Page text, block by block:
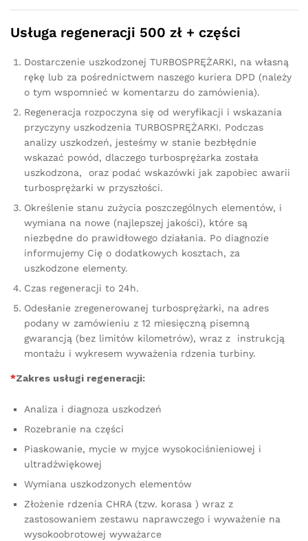
Usługa regeneracji 500 zł + części
Dostarczenie uszkodzonej TURBOSPRĘŻARKI, na własną
rękę lub za pośrednictwem naszego kuriera DPD (należy
o tym wspomnieć w komentarzu do zamówienia).
Regeneracja rozpoczyna się od weryfikacji i wskazania
przyczyny uszkodzenia TURBOSPRĘŻARKI. Podczas
analizy uszkodzeń, jesteśmy w stanie bezbłędnie
wskazać powód, dlaczego turbosprężarka została
uszkodzona, oraz podać wskazówki jak zapobiec awarii
turbosprężarki w przyszłości.
Określenie stanu zużycia poszczególnych elementów, i
wymiana na nowe (najlepszej jakości), które są
niezbędne do prawidłowego działania. Po diagnozie
informujemy Cię o dodatkowych kosztach, za
uszkodzone elementy.
Czas regeneracji to 24h.
Odesłanie zregenerowanej turbosprężarki, na adres
podany w zamówieniu z 12 miesięczną pisemną
gwarancją (bez limitów kilometrów), wraz z instrukcją
montażu i wykresem wyważenia rdzenia turbiny.
*Zakres usługi regeneracji:
Analiza i diagnoza uszkodzeń
Rozebranie na części
Piaskowanie, mycie w myjce wysokociśnieniowej i
ultradźwiękowej
Wymiana uszkodzonych elementów
Złożenie rdzenia CHRA (tzw. korasa ) wraz z
zastosowaniem zestawu naprawczego i wyważenie na
wysokoobrotowej wyważarce